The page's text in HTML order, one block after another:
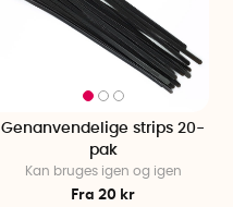
Genanvendelige strips 20-
pak
Kan bruges igen og igen
Fra 20 kr